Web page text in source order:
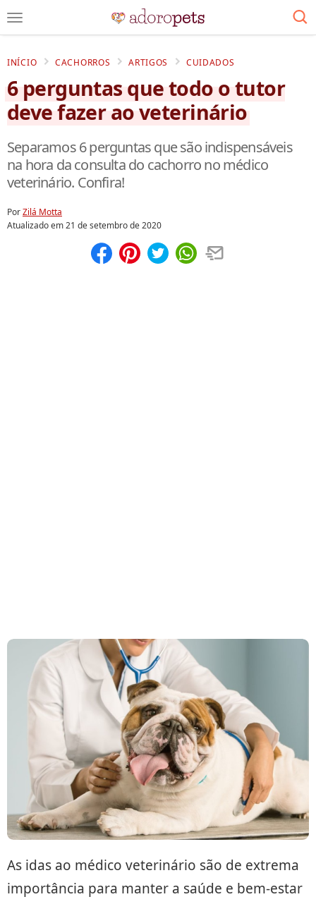
INÍCIO CACHORROS ARTIGOS CUIDADOS
6 perguntas que todo o tutor
deve fazer ao veterinário
Separamos 6 perguntas que são indispensáveis
na hora da consulta do cachorro no médico
veterinário. Confira!
PorZilá Motta
Atualizado em21 de setembro de 2020
As idas ao médico veterinário são de extrema
importância para manter a saúde e bem-estar